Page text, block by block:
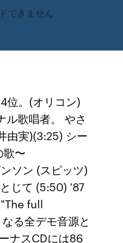
できません
位。(オリコン)
ル歌唱者。 やさ
由実)(3:25) シー
歌〜
ソン (スピッツ)
じて (5:50) '87
full
る全デモ音源と
ナスCDには86